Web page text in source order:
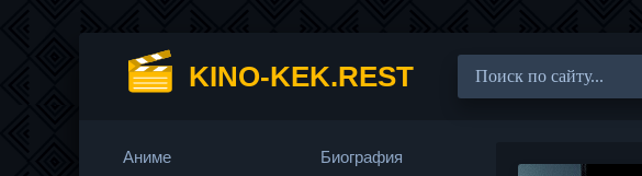
KINO-KEK.REST
Аниме
Биография